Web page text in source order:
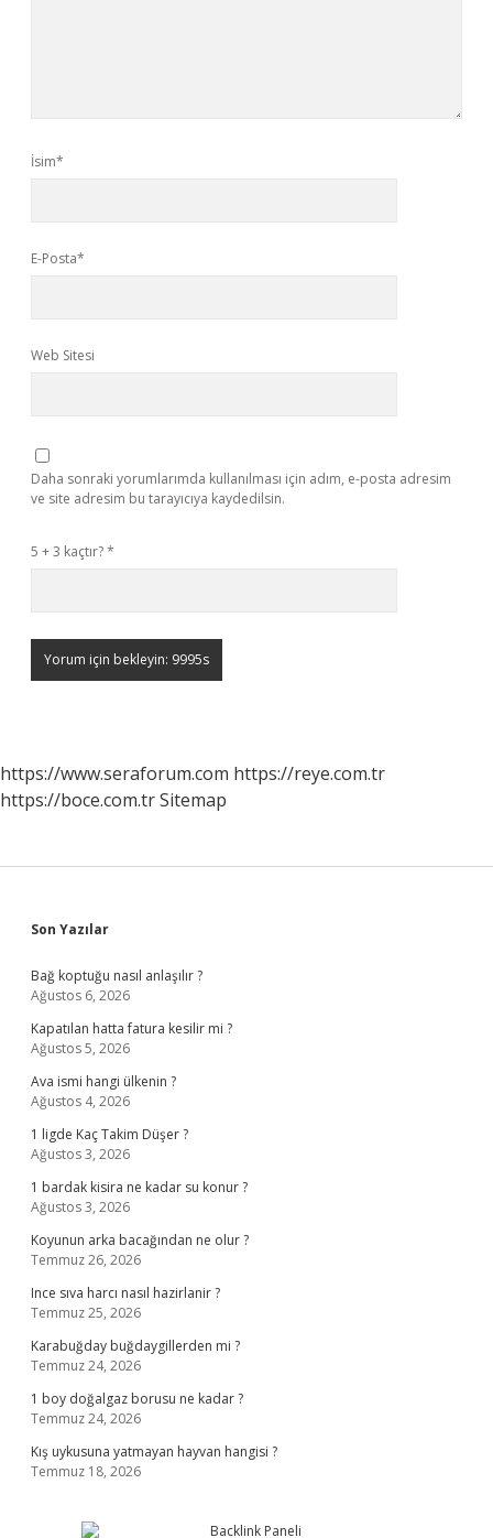
İsim*
E-Posta*
Web Sitesi
Daha sonraki yorumlarımda kullanılması için adım, e-posta adresim
ve site adresim bu tarayıcıya kaydedilsin.
5 + 3 kaçtır?*
https://www.seraforum.com https://reye.com.tr
https://boce.com.trSitemap
Sidebar
Son Yazılar
Bağ koptuğu nasıl anlaşılır ?
Ağustos 6, 2026
Kapatılan hatta fatura kesilir mi ?
Ağustos 5, 2026
Ava ismi hangi ülkenin ?
Ağustos 4, 2026
1 ligde Kaç Takim Düşer ?
Ağustos 3, 2026
1 bardak kisira ne kadar su konur ?
Ağustos 3, 2026
Koyunun arka bacağından ne olur ?
Temmuz 26, 2026
Ince sıva harcı nasıl hazirlanir ?
Temmuz 25, 2026
Karabuğday buğdaygillerden mi ?
Temmuz 24, 2026
1 boy doğalgaz borusu ne kadar ?
Temmuz 24, 2026
Kış uykusuna yatmayan hayvan hangisi ?
Temmuz 18, 2026